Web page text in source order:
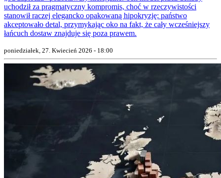
uchodził za pragmatyczny kompromis, choć w rzeczywistości
stanowił raczej elegancko opakowaną hipokryzję: państwo
akceptowało detal, przymykając oko na fakt, że cały wcześniejszy
łańcuch dostaw znajduje się poza prawem.
poniedziałek, 27. Kwiecień 2026 - 18:00